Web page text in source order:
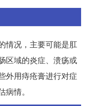
情况，主要可能是肛
区域的炎症、溃疡或
外用痔疮膏进行对症
情。